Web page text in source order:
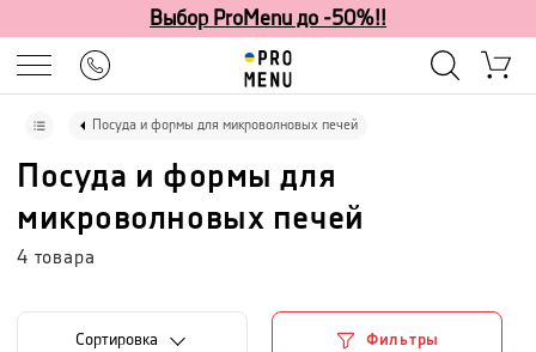
Выбор ProMenu до -50%!!
Посуда и формы для микроволновых печей
Посуда и формы для
микроволновых печей
4 товара
Cортировка Фильтры